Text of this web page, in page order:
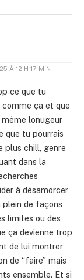
À 12 H 17 MIN
ce que tu
comme ça et que
même lonugeur
que tu pourrais
plus chill, genre
dans la
à désamorcer
plein de façons
limites ou des
ça devienne trop
de lui montrer
de “faire” mais
ensemble. Et si